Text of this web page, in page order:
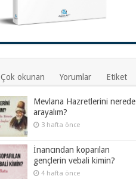
Çok okunan Yorumlar Etiket
Mevlana Hazretlerini nerede
arayalım?
3 hafta önce
İnancından koparılan
gençlerin vebali kimin?
4 hafta önce